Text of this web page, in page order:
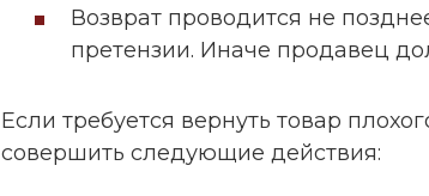
Возврат проводится не
претензии. Иначе продавец
Если требуется вернуть товар
совершить следующие действия: